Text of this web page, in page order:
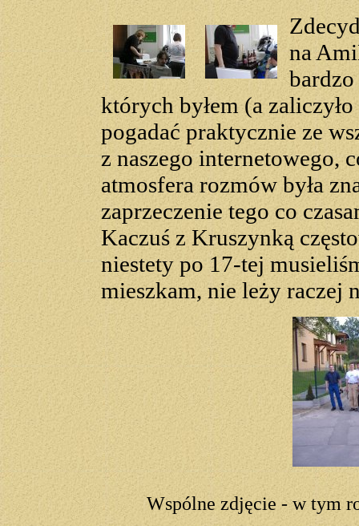
na
bardzo
których byłem (a
pogadać praktycznie ze
z naszego internetowego,
atmosfera rozmów była
zaprzeczenie tego co
Kaczuś z Kruszynką
niestety po 17-tej
mieszkam, nie leży raczej
Wspólne zdjęcie - w tym